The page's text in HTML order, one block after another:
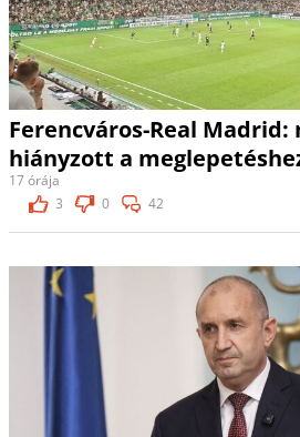
Ferencváros-Real Madrid:
hiányzott a
17 órája
3
0 42